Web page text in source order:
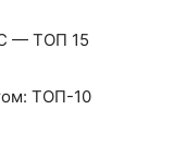
— ТОП 15
ТОП-10